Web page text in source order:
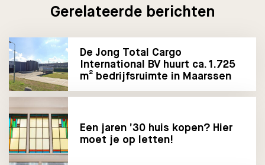
Gerelateerde berichten
De Jong Total Cargo
International BV huurt ca. 1.725
m² bedrijfsruimte in Maarssen
Een jaren ’30 huis kopen? Hier
moet je op letten!